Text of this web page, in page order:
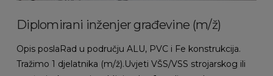
Diplomirani inženjer građevine (m/ž)
Opis poslaRad u području ALU, PVC i Fe konstrukcija.
Tražimo 1 djelatnika (m/ž).Uvjeti VŠS/VSS strojarskog ili